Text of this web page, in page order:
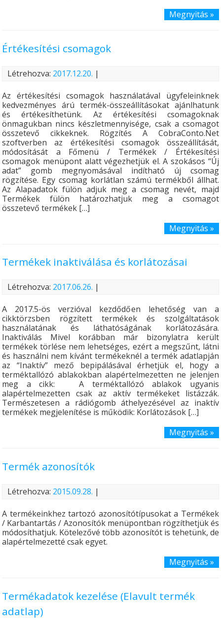
Megnyitás »
Értékesítési csomagok
Létrehozva: 2017.12.20. |
Az értékesítési csomagok használatával ügyfeleinknek
kedvezményes árú termék-összeállításokat ajánlhatunk
és értékesíthetünk. Az értékesítési csomagoknak
önmagukban nincs készletmennyisége, csak a csomagot
összetevő cikkeknek. Rögzítés A CobraConto.Net
szoftverben az értékesítési csomagok összeállítását,
módosítását a Főmenü / Termékek / Értékesítési
csomagok menüpont alatt végezhetjük el. A szokásos “Új
adat” gomb megnyomásával indítható új csomag
rögzítése. Egy csomag korlátlan számú termékből állhat.
Az Alapadatok fülön adjuk meg a csomag nevét, majd
Termékek fülön határozhatjuk meg a csomagot
összetevő termékek […]
Megnyitás »
Termékek inaktiválása és korlátozásai
Létrehozva: 2017.06.26. |
A 2017.5-ös verzióval kezdődően lehetőség van a
cikktörzsben rögzített termékek és szolgáltatások
használatának és láthatóságának korlátozására.
Inaktiválás Mivel korábban már bizonylatra került
termékek törlése nem lehetséges, ezért a megszűnt, látni
és használni nem kívánt termékeknél a termék adatlapján
az “Inaktív” mező bepipálásával érhetjük el, hogy a
terméktallózó ablakokban alapértelmezetten ne jelenjen
meg a cikk: A terméktallózó ablakok ugyanis
alapértelmezetten csak az aktív termékeket listázzák.
Természetesen a rádiógomb áthelyezésével az inaktív
termékek megjelenítése is működik: Korlátozások […]
Megnyitás »
Termék azonosítók
Létrehozva: 2015.09.28. |
A termékeinkhez tartozó azonosítótípusokat a Termékek
/ Karbantartás / Azonosítók menüpontban rögzíthetjük és
módosíthatjuk. Kötelezővé több azonosítót is tehetünk, de
alapértelmezetté csak egyet.
Megnyitás »
Termékadatok kezelése (Elavult termék
adatlap)